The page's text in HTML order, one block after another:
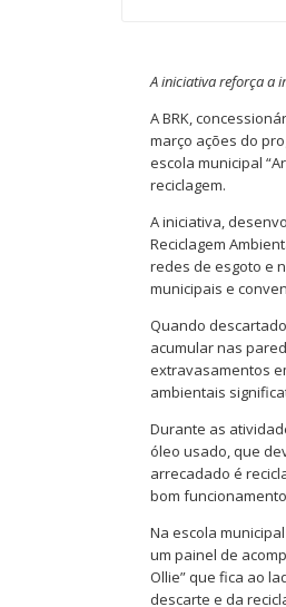
A iniciativa reforça a
A BRK,
março ações do
escola municipal
reciclagem.
A iniciativa,
Reciclagem
redes de esgoto e
municipais e
Quando
acumular nas
extravasamentos
ambientais
Durante as
óleo usado, que
arrecadado é
bom
Na escola
um painel de
Ollie” que fica ao
descarte e da